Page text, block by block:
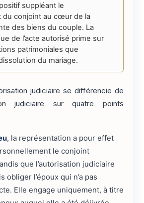
suppléant le
du conjoint au cœur de la
des biens du couple. La
de l’acte autorisé prime sur
patrimoniales que
du mariage.
judiciaire se différencie de
judiciaire sur quatre points
, la représentation a pour effet
le conjoint
que l’autorisation judiciaire
obliger l’époux qui n’a pas
Elle engage uniquement, à titre